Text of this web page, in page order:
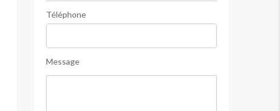
Téléphone
Message